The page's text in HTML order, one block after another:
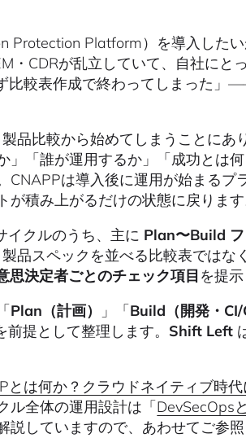
Protection Platform）を導入した
・CDRが乱立していて、自社にと
比較表作成で終わってしまった
品比較から始めてしまうことにあ
」「誰が運用するか」「成功とは
CNAPPは導入後に運用が始まる
積み上がるだけの状態に戻ります
イクルのうち、主に Plan〜Build フ
品スペックを並べる比較表ではな
思決定者ごとのチェック項目 を提示
Plan（計画） 」「Build（開発・CI/
前提として整理します。 Shift Left
とは何か？クラウドネイティブ時
ル全体の運用設計は「DevSecOps
説していますので、あわせてご参照